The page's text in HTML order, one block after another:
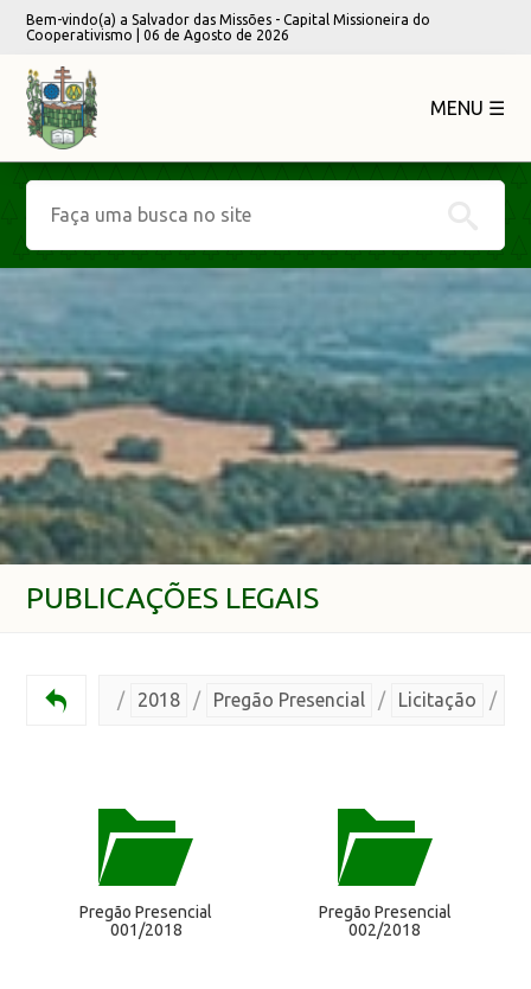
Bem-vindo(a) a Salvador das Missões - Capital Missioneira do
Cooperativismo | 06 de Agosto de 2026
MENU ☰
PUBLICAÇÕES LEGAIS
/ 2018 / Pregão Presencial / Licitação /
Pregão Presencial
001/2018
Pregão Presencial
002/2018